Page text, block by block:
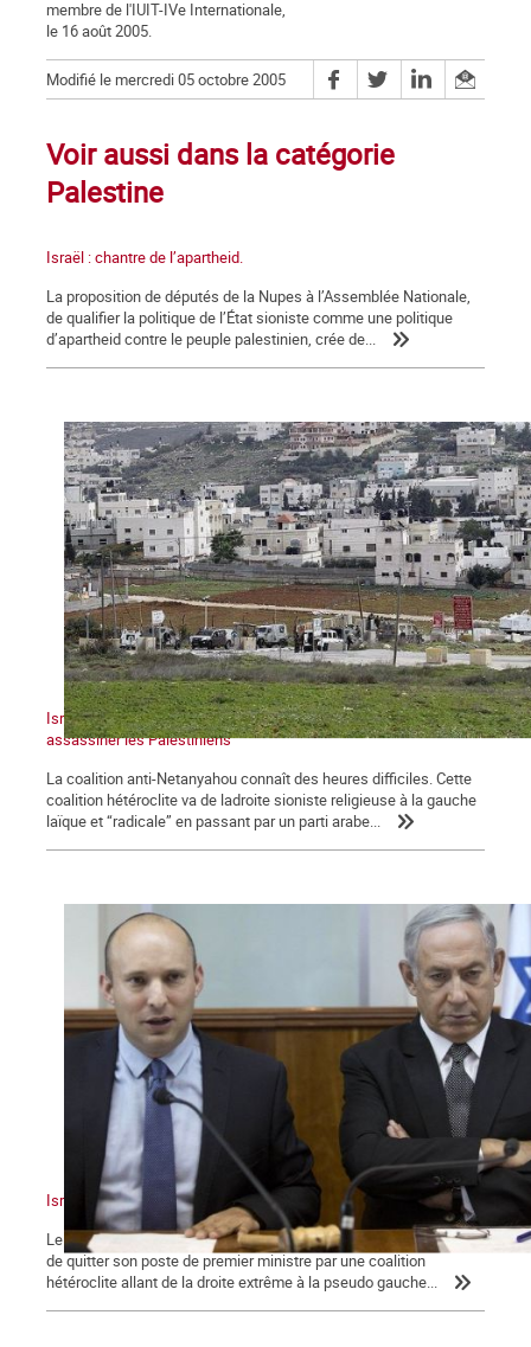
membre de l'IUIT-IVe Internationale,
le 16 août 2005.
Modifié le mercredi 05 octobre 2005
Voir aussi dans la catégorie
Palestine
Israël : chantre de l’apartheid.
La proposition de députés de la Nupes à l’Assemblée Nationale,
de qualifier la politique de l’État sioniste comme une politique
d’apartheid contre le peuple palestinien, crée de...
Israël : un gouvernement dans la tempête qui continue à
assassiner les Palestiniens
La coalition anti-Netanyahou connaît des heures difficiles. Cette
coalition hétéroclite va de ladroite sioniste religieuse à la gauche
laïque et “radicale” en passant par un parti arabe...
Israël : un sioniste en chasse un autre !
Le dimanche 13 juin 2021, Benyamin Nétanyahou a été contraint
de quitter son poste de premier ministre par une coalition
hétéroclite allant de la droite extrême à la pseudo gauche...